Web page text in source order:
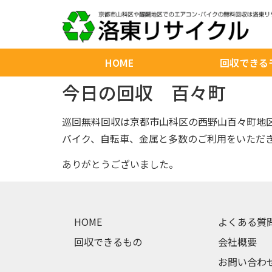
HOME 回収できる
今日の回収 百々町
巡回無料回収は京都市山科区の西野山百々町地
バイク、自転車、金属と多数のご利用をいただ
ありがとうございました。
HOME
回収できるもの
よくある質
会社概要
お問い合わ